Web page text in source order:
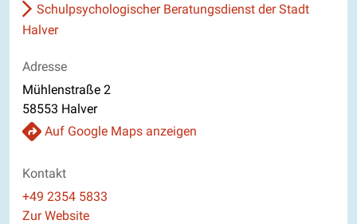
Schulpsychologischer Beratungsdienst der Stadt
Halver
Adresse
Mühlenstraße 2
58553 Halver
Auf Google Maps anzeigen
Kontakt
Telefon
+49 2354 5833
Website
Zur Website